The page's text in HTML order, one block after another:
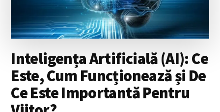
LUARE
A
DECIZIILOR
Inteligența Artificială (AI): Ce
Este, Cum Funcționează și De
Ce Este Importantă Pentru